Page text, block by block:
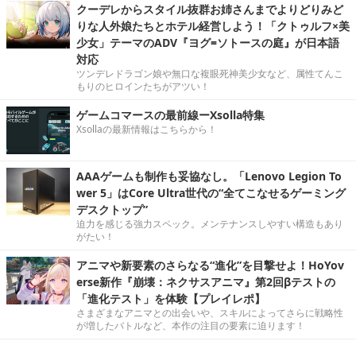
クーデレからスタイル抜群お姉さんまでよりどりみど
りな人外娘たちとホテル経営しよう！「クトゥルフ×美
少女」テーマのADV『ヨグ=ソトースの庭』が日本語
対応
ツンデレドラゴン娘や無口な複眼死神美少女など、属性てんこ
もりのヒロインたちがアツい！
ゲームコマースの最前線ーXsolla特集
Xsollaの最新情報はこちらから！
AAAゲームも制作も妥協なし。「Lenovo Legion To
wer 5」はCore Ultra世代の“全てこなせるゲーミング
デスクトップ”
迫力を感じる強力スペック。メンテナンスしやすい構造もあり
がたい！
アニマや新要素のさらなる“進化”を目撃せよ！HoYov
erse新作『崩壊：ネクサスアニマ』第2回βテストの
「進化テスト」を体験【プレイレポ】
さまざまなアニマとの出会いや、スキルによってさらに戦略性
が増したバトルなど、本作の注目の要素に迫ります！